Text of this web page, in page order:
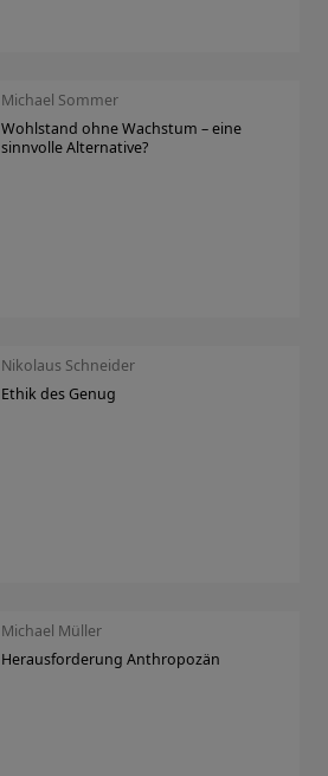
Michael Sommer
Wohlstand ohne Wachstum – eine
sinnvolle Alternative?
Nikolaus Schneider
Ethik des Genug
Michael Müller
Herausforderung Anthropozän